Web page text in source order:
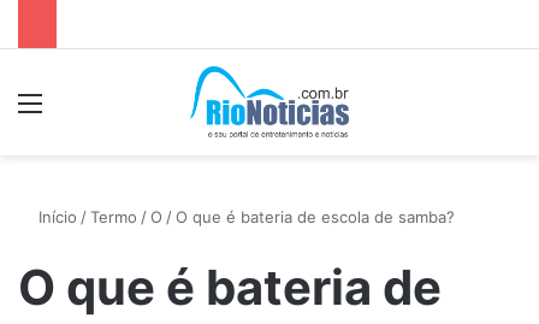
Início /Termo /O /O que é bateria de escola de samba?
O que é bateria de